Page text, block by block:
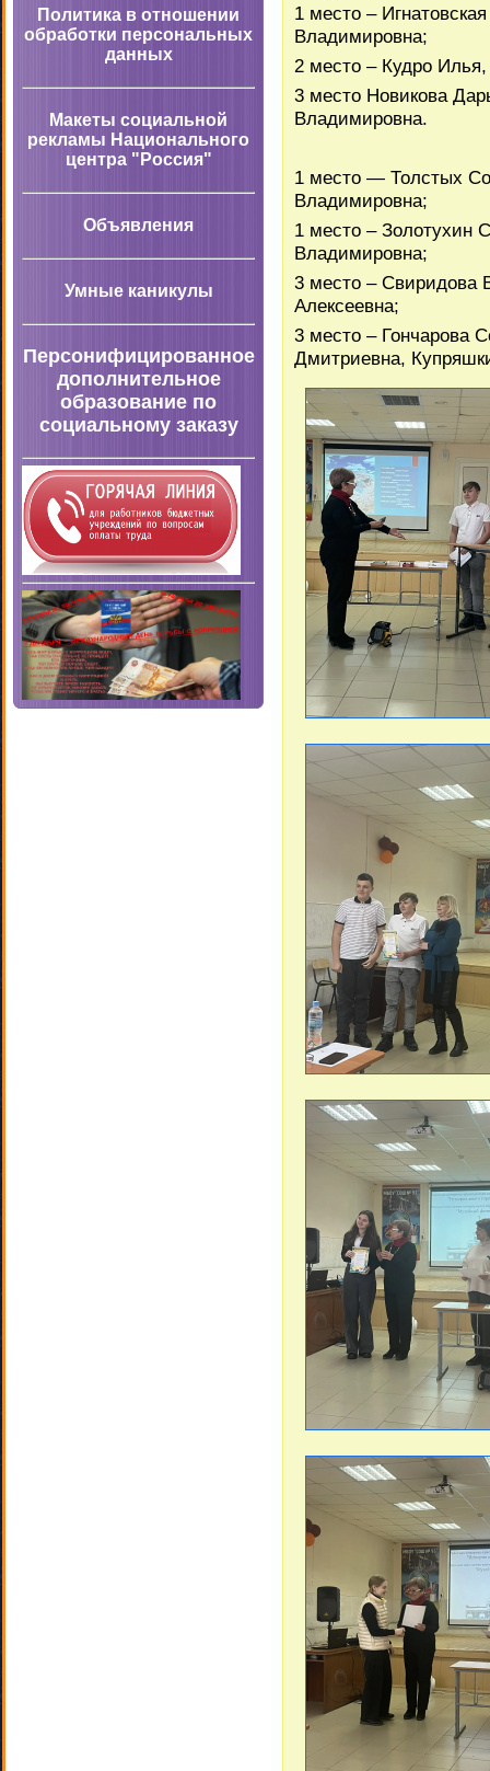
Политика в отношении
обработки персональных
данных
Макеты социальной
рекламы Национального
центра "Россия"
Объявления
Умные каникулы
Персонифицированное
дополнительное
образование по
социальному заказу
1 место –
Владимировна;
2 место – Кудро
3 место Новикова
Владимировна.
1 место — Толстых
Владимировна;
1 место – Золотухин
Владимировна;
3 место – Свиридова
Алексеевна;
3 место – Гончарова
Дмитриевна,